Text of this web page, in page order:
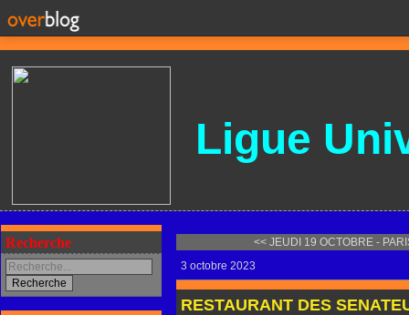
Ligue
Recherche
<< JEUDI 19 OCTOBRE -
3 octobre 2023
RESTAURANT DES